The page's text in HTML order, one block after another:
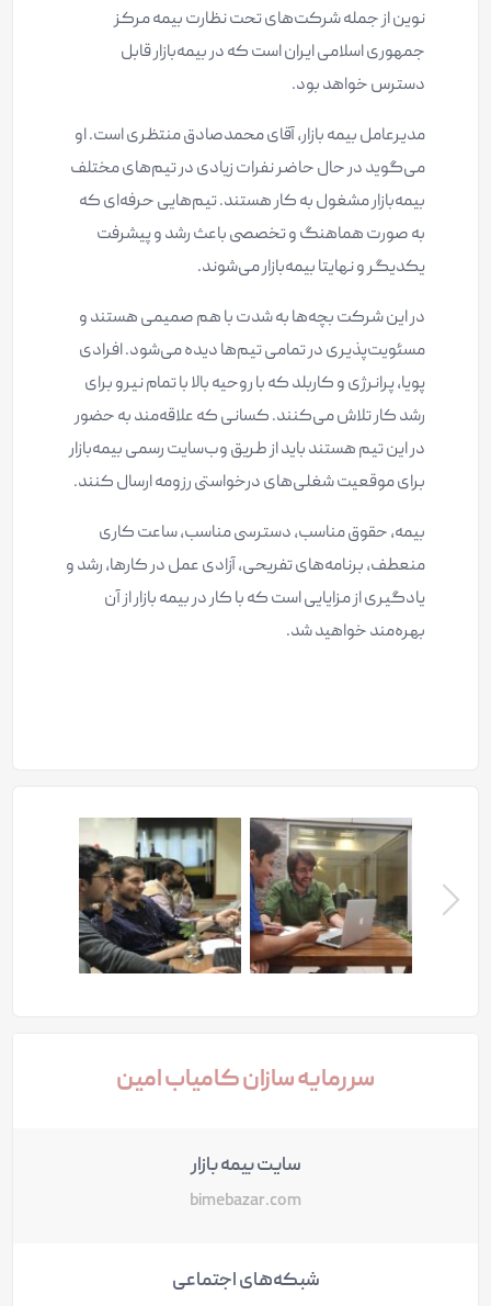
نوین از جمله شرکت‌های تحت نظارت بیمه مرکز
جمهوری اسلامی ایران است که در بیمه‌بازار قابل
دسترس خواهد بود.
مدیرعامل بیمه بازار، آقای محمدصادق منتظری است. او
می‌گوید در حال حاضر نفرات زیادی در تیم‌های مختلف
بیمه‌بازار مشغول به کار هستند. تیم‌هایی حرفه‌ای که
به صورت هماهنگ و تخصصی باعث رشد و پیشرفت
یکدیگر و نهایتا بیمه‌بازار می‌شوند.
در این شرکت بچه‌ها به شدت با هم صمیمی هستند و
مسئویت‌پذیری در تمامی تیم‌ها دیده می‌شود. افرادی
پویا، پرانرژی و کاربلد که با روحیه بالا با تمام نیرو برای
رشد کار تلاش می‌کنند. کسانی که علاقه‌مند به حضور
در این تیم هستند باید از طریق وب‌سایت رسمی بیمه‌بازار
برای موقعیت شغلی‌های درخواستی رزومه ارسال کنند.
بیمه، حقوق مناسب، دسترسی مناسب، ساعت کاری
منعطف، برنامه‌های تفریحی، آزادی عمل در کارها، رشد و
یادگیری از مزایایی است که با کار در بیمه بازار از آن
بهره‌مند خواهید شد.
بعدی
سررمایه سازان کامیاب امین
سایت بیمه بازار
bimebazar.com
شبکه‌های اجتماعی